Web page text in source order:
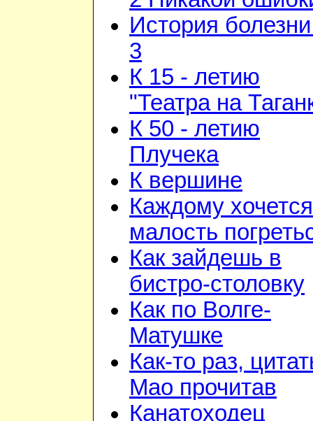
История
3
К 15 - летию
"Театра на
К 50 - летию
Плучека
К вершине
Каждому хочется
малость
Как зайдешь в
бистро-столовку
Как по Волге-
Матушке
Как-то раз,
Мао прочитав
Канатоходец